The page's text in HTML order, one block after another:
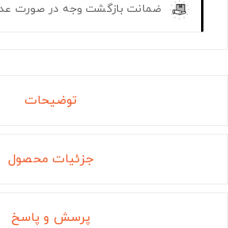
ضمانت بازگشت وجه در صورت
توضیحات
جزئیات محصول
پرسش و پاسخ